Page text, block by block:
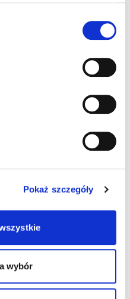
Pokaż szczegóły
wybór
Jim w celu
Jim jest Fundacja
innym podmiotom.
do treści swoich
łem się i akceptuję
Jim, który
zobowiązuję się
nim zapisów oraz
się